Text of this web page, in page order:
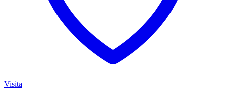
Visita